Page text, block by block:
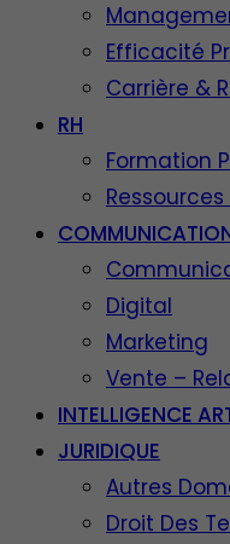
Efficacité
Carrière &
RH
Formation
Digital
Marketing
Vente –
INTELLIGENCE
JURIDIQUE
Autres
Droit Des